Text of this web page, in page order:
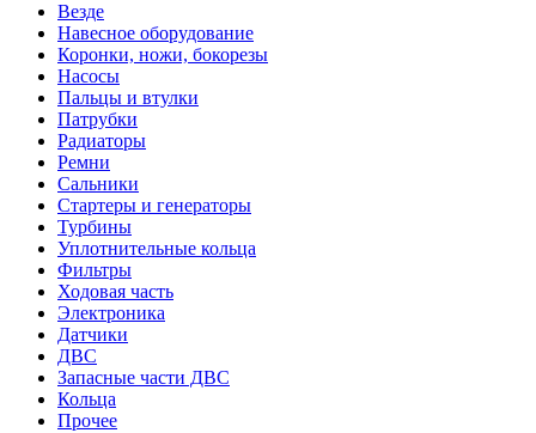
Везде
Навесное оборудование
Коронки, ножи, бокорезы
Насосы
Пальцы и втулки
Патрубки
Радиаторы
Ремни
Сальники
Стартеры и генераторы
Турбины
Уплотнительные кольца
Фильтры
Ходовая часть
Электроника
Датчики
ДВС
Запасные части ДВС
Кольца
Прочее